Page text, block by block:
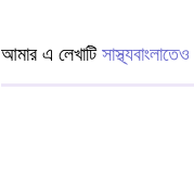
আমার এ লেখাটি সাস্থ্যবাংলাতেও